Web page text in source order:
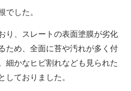
でした。
り、スレートの表面塗膜が劣化
ため、全面に苔や汚れが多く付
細かなヒビ割れなども見られた
しておりました。